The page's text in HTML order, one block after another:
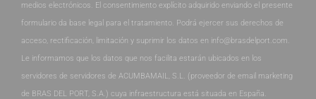
medios electrónicos. El consentimiento explícito adquirido enviando el presente
formulario da base legal para el tratamiento. Podrá ejercer sus derechos de
acceso, rectificación, limitación y suprimir los datos en info@brasdelport.com.
Le informamos que los datos que nos facilita estarán ubicados en los
servidores de servidores de ACUMBAMAIL, S.L. (proveedor de email marketing
de BRAS DEL PORT, S.A.) cuya infraestructura está situada en España.